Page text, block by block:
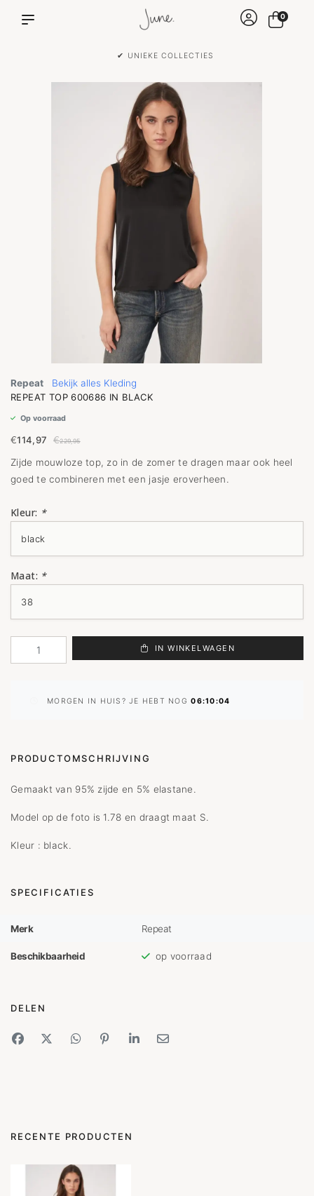
✔ VOOR 15:00 BESTELD IS DEZELFDE DAG VERZONDEN!
0
Repeat
Bekijk alles Kleding
REPEAT TOP 600686 IN BLACK
Op voorraad
€114,97 €229,95
Zijde mouwloze top, zo in de zomer te dragen maar ook heel
goed te combineren met een jasje eroverheen.
Kleur: *
Maat: *
IN WINKELWAGEN
MORGEN IN HUIS? JE HEBT NOG06:10:04
PRODUCTOMSCHRIJVING
Gemaakt van 95% zijde en 5% elastane.
Model op de foto is 1.78 en draagt maat S.
Kleur : black.
SPECIFICATIES
Merk Repeat
Beschikbaarheid op voorraad
DELEN
RECENTE PRODUCTEN